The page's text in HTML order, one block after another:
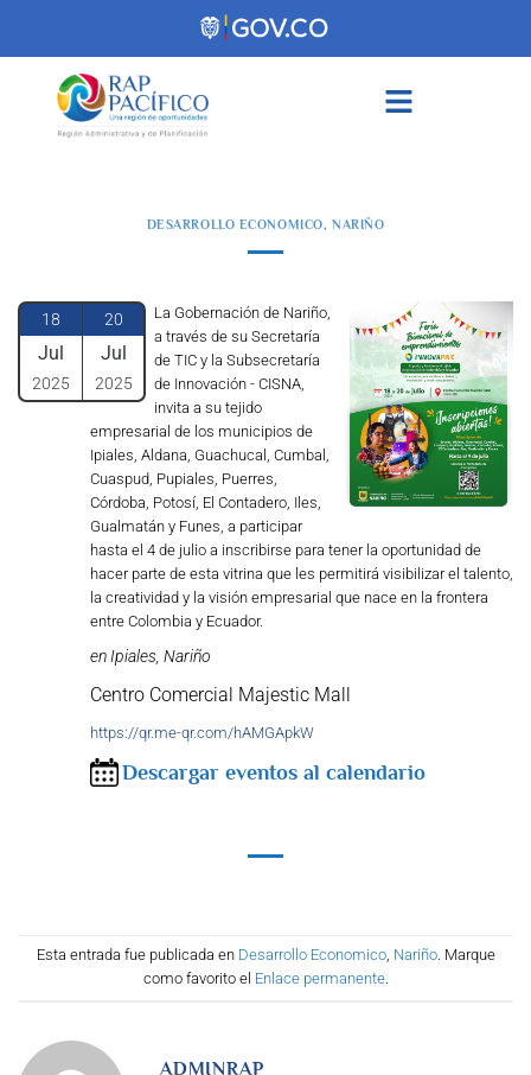
DESARROLLO ECONOMICO, NARIÑO
18
Jul
2025
20
Jul
2025
La Gobernación de Nariño,
a través de su Secretaría
de TIC y la Subsecretaría
de Innovación - CISNA,
invita a su tejido
empresarial de los municipios de
Ipiales, Aldana, Guachucal, Cumbal,
Cuaspud, Pupiales, Puerres,
Córdoba, Potosí, El Contadero, Iles,
Gualmatán y Funes, a participar
hasta el 4 de julio a inscribirse para tener la oportunidad de
hacer parte de esta vitrina que les permitirá visibilizar el talento,
la creatividad y la visión empresarial que nace en la frontera
entre Colombia y Ecuador.
en Ipiales, Nariño
Centro Comercial Majestic Mall
https://qr.me-qr.com/hAMGApkW
Descargar eventos al calendario
Esta entrada fue publicada en Desarrollo Economico, Nariño. Marque
como favorito el Enlace permanente.
ADMINRAP